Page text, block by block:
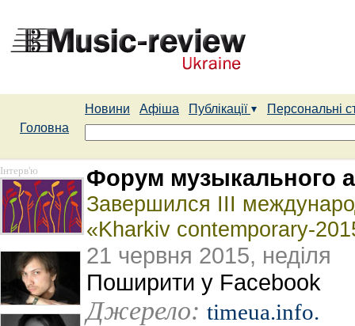
Новини Афіша Публікації
Персональні
Головна
Інтерв'ю Форум музыкального
Завершился III
«Kharkiv contemporary-
21 червня 2015, неділя
Поширити у Facebook
Джерело: timeua.info.